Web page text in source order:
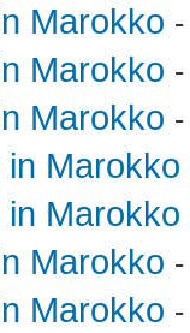
Marokko
Marokko
Marokko
Marokko
Marokko
Marokko
Marokko